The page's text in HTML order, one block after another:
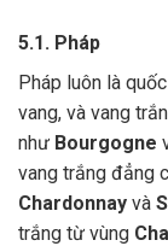
5.1. Pháp
Pháp luôn là
vang, và vang
như Bourgogne
vang trắng đẳng
Chardonnay và
trắng từ vùng